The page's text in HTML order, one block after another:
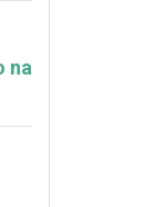
na